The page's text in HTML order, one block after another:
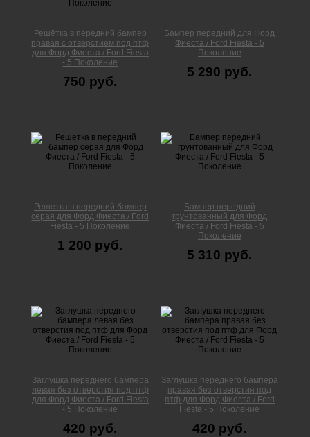
Решётка в передний бампер
правая с отверстием под птф
для Форд Фиеста / Ford Fiesta
- 5 Поколение
750 руб.
Бампер передний для Форд
Фиеста / Ford Fiesta - 5
Поколение
5 290 руб.
Решетка в передний бампер
серая для Форд Фиеста / Ford
Fiesta - 5 Поколение
1 200 руб.
Бампер передний
грунтованный для Форд
Фиеста / Ford Fiesta - 5
Поколение
5 310 руб.
Заглушка переднего бампера
левая без отверстия под птф
для Форд Фиеста / Ford Fiesta
- 5 Поколение
420 руб.
Заглушка переднего бампера
правая без отверстия под
птф для Форд Фиеста / Ford
Fiesta - 5 Поколение
420 руб.